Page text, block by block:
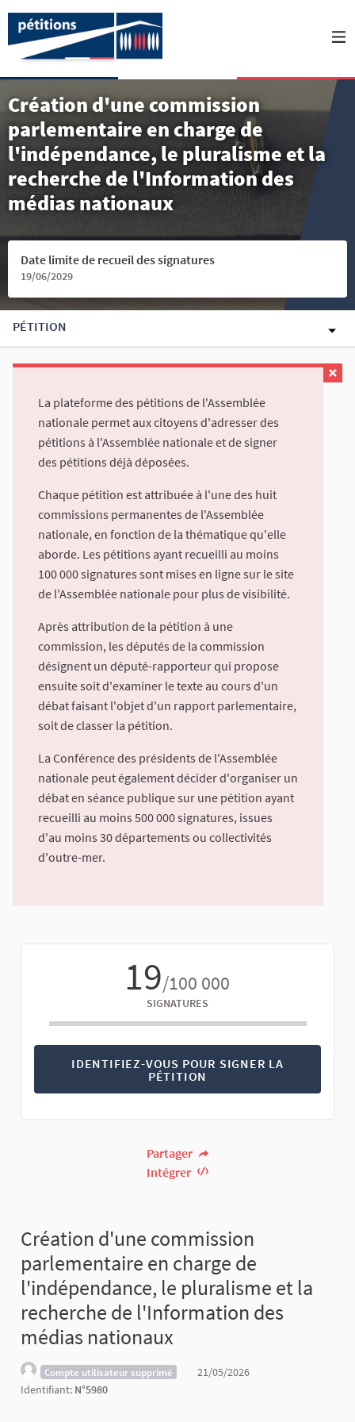
Création d'une commission
parlementaire en charge de
l'indépendance, le pluralisme et la
recherche de l'Information des
médias nationaux
Date limite de recueil des signatures
19/06/2029
PÉTITION
La plateforme des pétitions de l'Assemblée
nationale permet aux citoyens d'adresser des
pétitions à l'Assemblée nationale et de signer
des pétitions déjà déposées.
Chaque pétition est attribuée à l'une des huit
commissions permanentes de l'Assemblée
nationale, en fonction de la thématique qu'elle
aborde. Les pétitions ayant recueilli au moins
100 000 signatures sont mises en ligne sur le site
de l'Assemblée nationale pour plus de visibilité.
Après attribution de la pétition à une
commission, les députés de la commission
désignent un député-rapporteur qui propose
ensuite soit d'examiner le texte au cours d'un
débat faisant l'objet d'un rapport parlementaire,
soit de classer la pétition.
La Conférence des présidents de l'Assemblée
nationale peut également décider d'organiser un
débat en séance publique sur une pétition ayant
recueilli au moins 500 000 signatures, issues
d'au moins 30 départements ou collectivités
d'outre-mer.
19/100 000
SIGNATURES
IDENTIFIEZ-VOUS POUR SIGNER LA
PÉTITION
Partager
Intégrer
Création d'une commission
parlementaire en charge de
l'indépendance, le pluralisme et la
recherche de l'Information des
médias nationaux
Compte utilisateur supprimé
21/05/2026
Identifiant: N°5980